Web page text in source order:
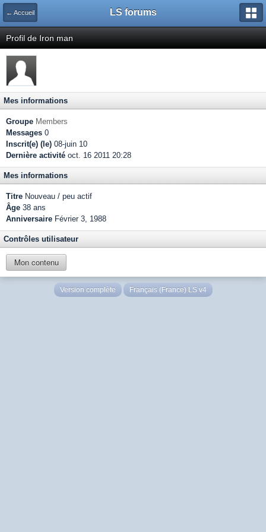
← Accueil LS forums
Profil de Iron man
Mes informations
Groupe Members
Messages 0
Inscrit(e) (le) 08-juin 10
Dernière activité oct. 16 2011 20:28
Mes informations
Titre Nouveau / peu actif
Âge 38 ans
Anniversaire Février 3, 1988
Contrôles utilisateur
Mon contenu
Version complète Français (France) LS v4